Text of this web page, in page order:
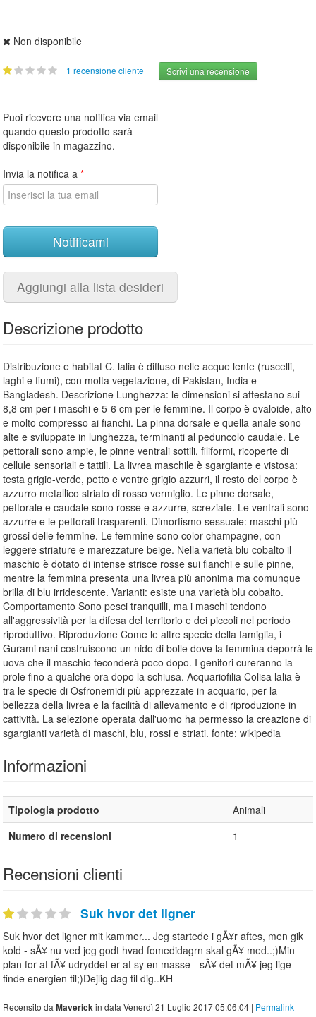
Non disponibile
1 recensione cliente Scrivi una recensione
Puoi ricevere una notifica via email
quando questo prodotto sarà
disponibile in magazzino.
Invia la notifica a *
Notificami
Aggiungi alla lista desideri
Descrizione prodotto
Distribuzione e habitat C. lalia è diffuso nelle acque lente (ruscelli,
laghi e fiumi), con molta vegetazione, di Pakistan, India e
Bangladesh. Descrizione Lunghezza: le dimensioni si attestano sui
8,8 cm per i maschi e 5-6 cm per le femmine. Il corpo è ovaloide, alto
e molto compresso ai fianchi. La pinna dorsale e quella anale sono
alte e sviluppate in lunghezza, terminanti al peduncolo caudale. Le
pettorali sono ampie, le pinne ventrali sottili, filiformi, ricoperte di
cellule sensoriali e tattili. La livrea maschile è sgargiante e vistosa:
testa grigio-verde, petto e ventre grigio azzurri, il resto del corpo è
azzurro metallico striato di rosso vermiglio. Le pinne dorsale,
pettorale e caudale sono rosse e azzurre, screziate. Le ventrali sono
azzurre e le pettorali trasparenti. Dimorfismo sessuale: maschi più
grossi delle femmine. Le femmine sono color champagne, con
leggere striature e marezzature beige. Nella varietà blu cobalto il
maschio è dotato di intense strisce rosse sui fianchi e sulle pinne,
mentre la femmina presenta una livrea più anonima ma comunque
brilla di blu irridescente. Varianti: esiste una varietà blu cobalto.
Comportamento Sono pesci tranquilli, ma i maschi tendono
all'aggressività per la difesa del territorio e dei piccoli nel periodo
riproduttivo. Riproduzione Come le altre specie della famiglia, i
Gurami nani costruiscono un nido di bolle dove la femmina deporrà le
uova che il maschio feconderà poco dopo. I genitori cureranno la
prole fino a qualche ora dopo la schiusa. Acquariofilia Colisa lalia è
tra le specie di Osfronemidi più apprezzate in acquario, per la
bellezza della livrea e la facilità di allevamento e di riproduzione in
cattività. La selezione operata dall'uomo ha permesso la creazione di
sgargianti varietà di maschi, blu, rossi e striati. fonte: wikipedia
Informazioni
Tipologia prodotto
Animali
Numero di recensioni
1
Recensioni clienti
Suk hvor det ligner
Suk hvor det ligner mit kammer... Jeg startede i gÃ¥r aftes, men gik
kold - sÃ¥ nu ved jeg godt hvad fomedidagrn skal gÃ¥ med..;)Min
plan for at fÃ¥ udryddet er at sy en masse - sÃ¥ det mÃ¥ jeg lige
finde energien til;)Dejlig dag til dig..KH
Recensito da Maverickin data Venerdì 21 Luglio 2017 05:06:04 | Permalink